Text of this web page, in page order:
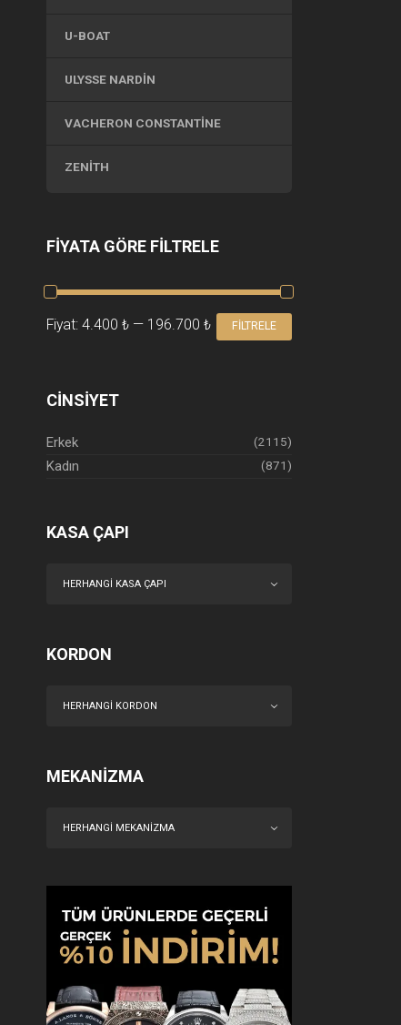
U-BOAT
ULYSSE NARDIN
VACHERON CONSTANTINE
ZENITH
FIYATA GÖRE FILTRELE
EN
DÜŞÜK
EN
YÜKSEK
FILTRELE
Fiyat: 4.400 ₺— 196.700 ₺
CINSIYET
Erkek (2115)
Kadın (871)
KASA ÇAPI
HERHANGI KASA ÇAPI
KORDON
HERHANGI KORDON
MEKANIZMA
HERHANGI MEKANIZMA